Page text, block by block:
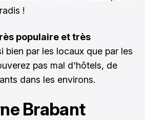
!
populaire et très
bien par les locaux que par les
pas mal d'hôtels, de
dans les environs.
Brabant